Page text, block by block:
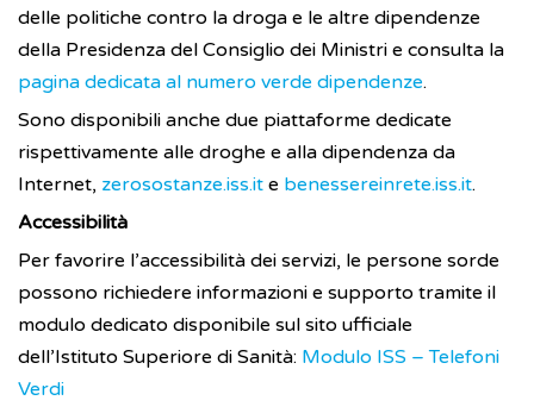
delle politiche contro la droga e le altre dipendenze
della Presidenza del Consiglio dei Ministri e consulta la
pagina dedicata al numero verde dipendenze.
Sono disponibili anche due piattaforme dedicate
rispettivamente alle droghe e alla dipendenza da
Internet, zerosostanze.iss.it e benessereinrete.iss.it.
Accessibilità
Per favorire l’accessibilità dei servizi, le persone sorde
possono richiedere informazioni e supporto tramite il
modulo dedicato disponibile sul sito ufficiale
dell’Istituto Superiore di Sanità: Modulo ISS – Telefoni
Verdi